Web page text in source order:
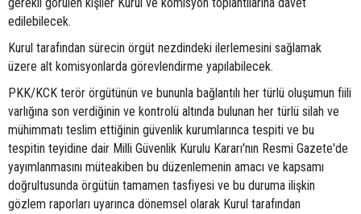
edilebilecek.
Kurul tarafından sürecin örgüt nezdindeki ilerlemesini sağlamak
üzere alt komisyonlarda görevlendirme yapılabilecek.
PKK/KCK terör örgütünün ve bununla bağlantılı her türlü oluşumun fiili
varlığına son verdiğinin ve kontrolü altında bulunan her türlü silah ve
mühimmatı teslim ettiğinin güvenlik kurumlarınca tespiti ve bu
tespitin teyidine dair Milli Güvenlik Kurulu Kararı'nın Resmi Gazete'de
yayımlanmasını müteakiben bu düzenlemenin amacı ve kapsamı
doğrultusunda örgütün tamamen tasfiyesi ve bu duruma ilişkin
gözlem raporları uyarınca dönemsel olarak Kurul tarafından